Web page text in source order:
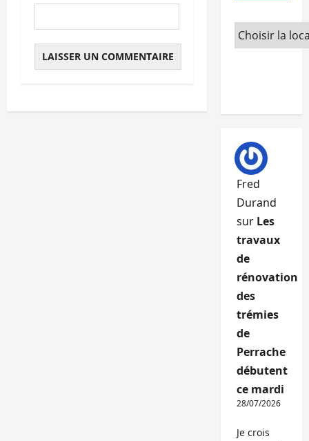
Fred
Durand
sur Les
travaux
de
rénovation
des
trémies
de
Perrache
débutent
ce mardi
28/07/2026
Je crois